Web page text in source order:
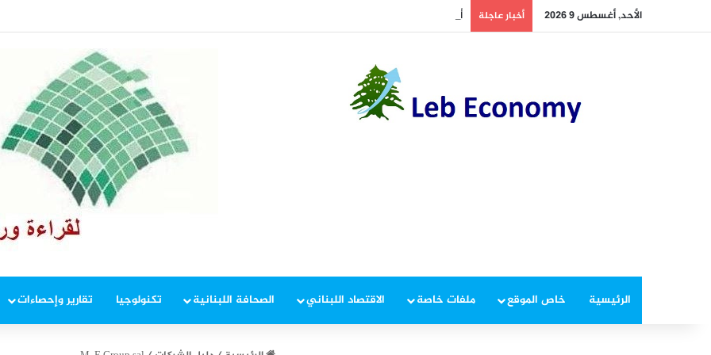
الأحد, أغسطس 9 2026 أخبار عاجلة أسعار النفط تسجل خسارة متتالية للأسبوع الثاني.. وبرنت يتداول دون 84 دولاراً
الرئيسية خاص الموقع ملفات خاصة الاقتصاد اللبناني الصحافة اللبنانية تكنولوجيا تقارير وإحصاءات